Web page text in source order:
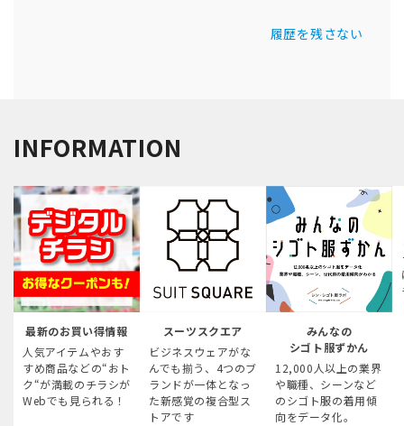
履歴を残さない
INFORMATION
最新のお買い得情報
人気アイテムやおす
すめ商品などの“おト
ク“が満載のチラシが
Webでも見られる！
スーツスクエア
ビジネスウェアがな
んでも揃う、4つのブ
ランドが一体となっ
た新感覚の複合型ス
トアです
みんなの
シゴト服ずかん
12,000人以上の業界
や職種、シーンなど
のシゴト服の着用傾
向をデータ化。